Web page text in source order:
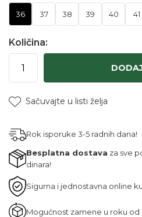
36 37 38 39 40 41
Količina:
Sačuvajte u listi želja
Rok isporuke 3-5 radnih dana!
Besplatna dostava za sve
dinara!
Sigurna i jednostavna online
Mogućnost zamene u roku od